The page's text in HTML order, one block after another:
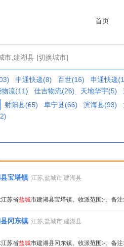
首页
市,建湖县 [切换城市]
中通快递(8) 百世(16)
申通快递
物流(11) 佳吉物流(26) 天地华宇(5)
射阳县(65) 阜宁县(66) 滨海县(93)
宝塔镇 江苏,盐城市,建湖县
苏省盐城市建湖县宝塔镇。收派范围:-。备
冈东镇 江苏,盐城市,建湖县
苏省盐城市建湖县冈东镇。收派范围:-。备